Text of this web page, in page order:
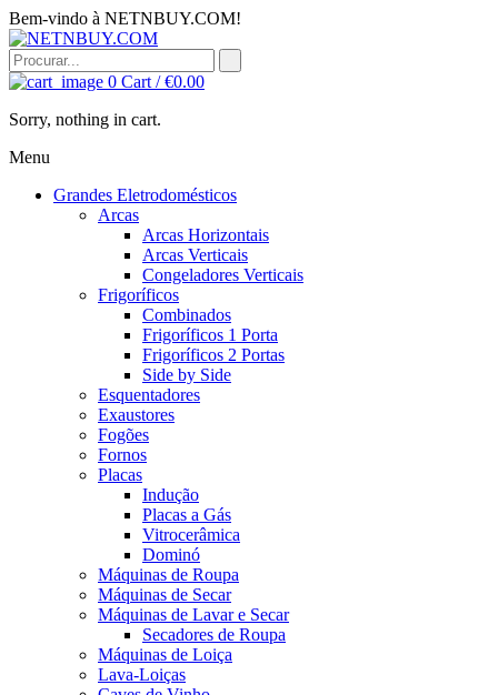
Bem-vindo à NETNBUY.COM!
0 Cart /€0.00
Sorry, nothing in cart.
Menu
Grandes Eletrodomésticos
Arcas
Arcas Horizontais
Arcas Verticais
Congeladores Verticais
Frigoríficos
Combinados
Frigoríficos 1 Porta
Frigoríficos 2 Portas
Side by Side
Esquentadores
Exaustores
Fogões
Fornos
Placas
Indução
Placas a Gás
Vitrocerâmica
Dominó
Máquinas de Roupa
Máquinas de Secar
Máquinas de Lavar e Secar
Secadores de Roupa
Máquinas de Loiça
Lava-Loiças